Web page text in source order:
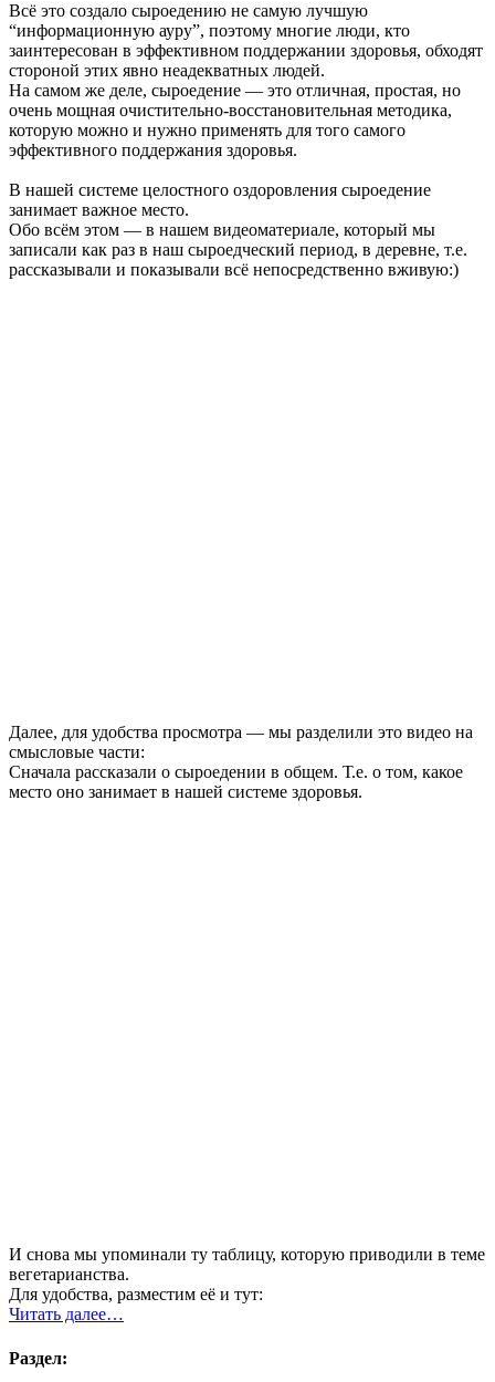
Всё это создало сыроедению не самую лучшую
“информационную ауру”, поэтому многие люди, кто
заинтересован в эффективном поддержании здоровья, обходят
стороной этих явно неадекватных людей.
На самом же деле, сыроедение — это отличная, простая, но
очень мощная очистительно-восстановительная методика,
которую можно и нужно применять для того самого
эффективного поддержания здоровья.
В нашей системе целостного оздоровления сыроедение
занимает важное место.
Обо всём этом — в нашем видеоматериале, который мы
записали как раз в наш сыроедческий период, в деревне, т.е.
рассказывали и показывали всё непосредственно вживую:)
Далее, для удобства просмотра — мы разделили это видео на
смысловые части:
Сначала рассказали о сыроедении в общем. Т.е. о том, какое
место оно занимает в нашей системе здоровья.
И снова мы упоминали ту таблицу, которую приводили в теме
вегетарианства.
Для удобства, разместим её и тут:
Читать далее…
Раздел: